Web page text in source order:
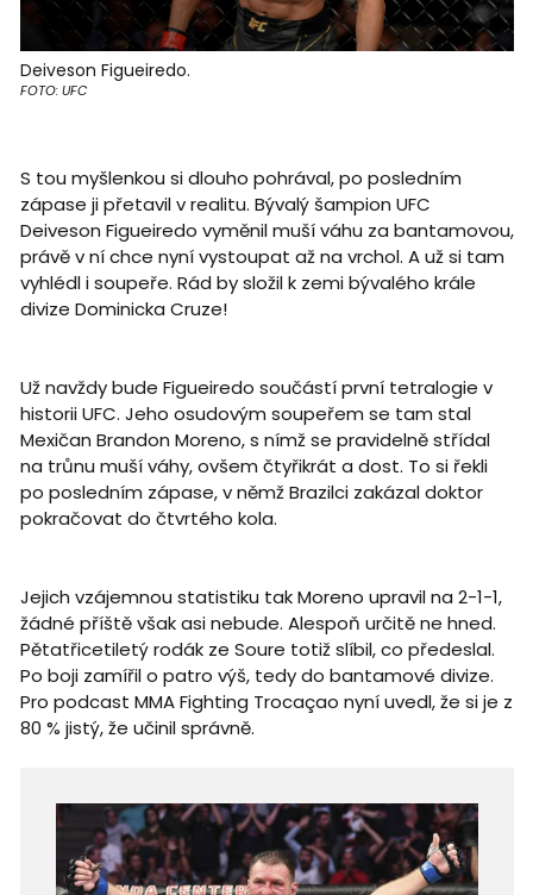
Deiveson Figueiredo.
FOTO: UFC
S tou myšlenkou si dlouho pohrával, po posledním
zápase ji přetavil v realitu. Bývalý šampion UFC
Deiveson Figueiredo vyměnil muší váhu za bantamovou,
právě v ní chce nyní vystoupat až na vrchol. A už si tam
vyhlédl i soupeře. Rád by složil k zemi bývalého krále
divize Dominicka Cruze!
Už navždy bude Figueiredo součástí první tetralogie v
historii UFC. Jeho osudovým soupeřem se tam stal
Mexičan Brandon Moreno, s nímž se pravidelně střídal
na trůnu muší váhy, ovšem čtyřikrát a dost. To si řekli
po posledním zápase, v němž Brazilci zakázal doktor
pokračovat do čtvrtého kola.
Jejich vzájemnou statistiku tak Moreno upravil na 2-1-1,
žádné příště však asi nebude. Alespoň určitě ne hned.
Pětatřicetiletý rodák ze Soure totiž slíbil, co předeslal.
Po boji zamířil o patro výš, tedy do bantamové divize.
Pro podcast MMA Fighting Trocaçao nyní uvedl, že si je z
80 % jistý, že učinil správně.